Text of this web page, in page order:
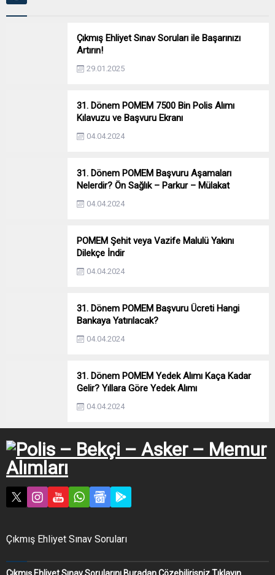
Çıkmış Ehliyet Sınav Soruları ile Başarınızı
Artırın!
29.01.2025
31. Dönem POMEM 7500 Bin Polis Alımı
Kılavuzu ve Başvuru Ekranı
04.04.2024
31. Dönem POMEM Başvuru Aşamaları
Nelerdir? Ön Sağlık – Parkur – Mülakat
04.04.2024
POMEM Şehit veya Vazife Malulü Yakını
Dilekçe İndir
04.04.2024
31. Dönem POMEM Başvuru Ücreti Hangi
Bankaya Yatırılacak?
04.04.2024
31. Dönem POMEM Yedek Alımı Kaça Kadar
Gelir? Yıllara Göre Yedek Alımı
04.04.2024
Çıkmış Ehliyet Sınav Soruları
Çıkmış Ehliyet Sınav Sorularını Buradan Çözebilirisniz Tıklayın